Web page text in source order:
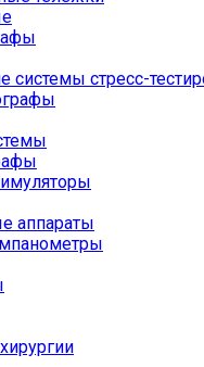
системы стресс-
аппараты